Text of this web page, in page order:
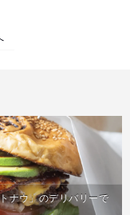
ナウ」のデリバリーで